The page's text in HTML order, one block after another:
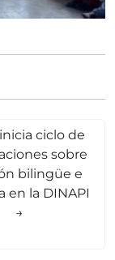
ciclo de
sobre
bilingüe e
en la DINAPI
→